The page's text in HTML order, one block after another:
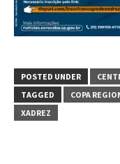
POSTED UNDER
TAGGED
COPA
XADREZ